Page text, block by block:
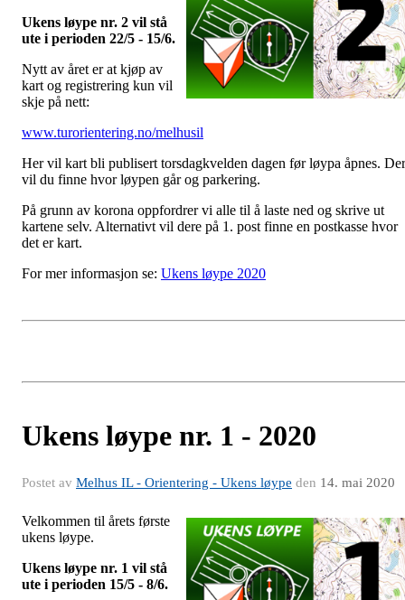
Ukens løype nr. 2 vil stå
ute i perioden 22/5 - 15/6.
Nytt av året er at kjøp av
kart og registrering kun vil
skje på nett:
www.turorientering.no/melhusil
Her vil kart bli publisert torsdagkvelden dagen før løypa åpnes. Der
vil du finne hvor løypen går og parkering.
På grunn av korona oppfordrer vi alle til å laste ned og skrive ut
kartene selv. Alternativt vil dere på 1. post finne en postkasse hvor
det er kart.
For mer informasjon se: Ukens løype 2020
Ukens løype nr. 1 - 2020
Postet av Melhus IL - Orientering - Ukens løype den 14. mai 2020
Velkommen til årets første
ukens løype.
Ukens løype nr. 1 vil stå
ute i perioden 15/5 - 8/6.